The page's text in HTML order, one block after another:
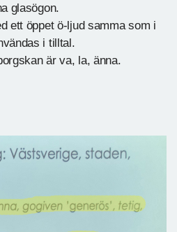
glasögon.
ett öppet ö-ljud samma som i
i tilltal.
är va, la, änna.